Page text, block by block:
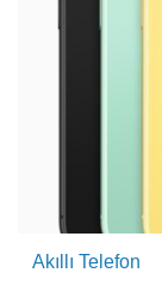
Akıllı Telefon